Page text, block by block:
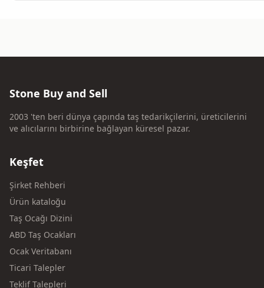
Stone Buy and Sell
2003 'ten beri dünya çapında taş tedarikçilerini, üreticilerini
ve alıcılarını birbirine bağlayan küresel pazar.
Keşfet
Şirket Rehberi
Ürün kataloğu
Taş Ocağı Dizini
ABD Taş Ocakları
Ocak Veritabanı
Ticari Talepler
Teklif Talepleri